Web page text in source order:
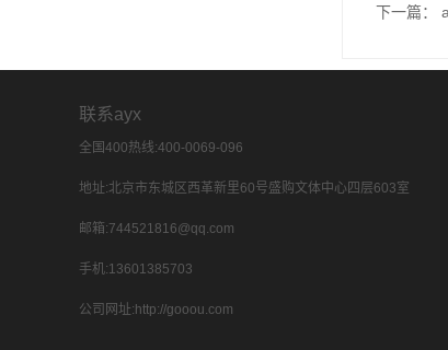
下一篇：
联系ayx
全国400热线:400-0069-096
地址:北京市东城区西革新里60号盛购文体中心四层603室
邮箱:744521816@qq.com
手机:13601385703
公司网址:http://gooou.com